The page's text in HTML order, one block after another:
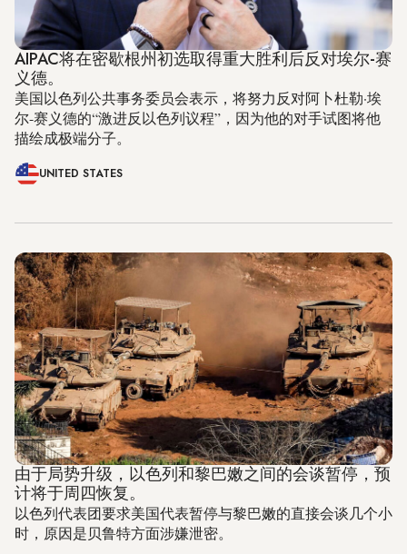
AIPAC将在密歇根州初选取得重大胜利后反对埃尔-赛
义德。
美国以色列公共事务委员会表示，将努力反对阿卜杜勒·埃
尔-赛义德的“激进反以色列议程”，因为他的对手试图将他
描绘成极端分子。
UNITED STATES
由于局势升级，以色列和黎巴嫩之间的会谈暂停，预
计将于周四恢复。
以色列代表团要求美国代表暂停与黎巴嫩的直接会谈几个小
时，原因是贝鲁特方面涉嫌泄密。